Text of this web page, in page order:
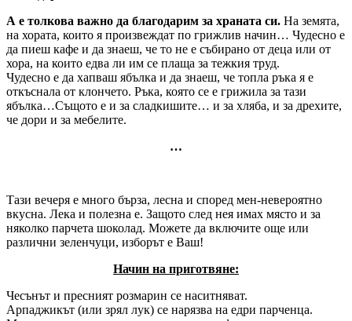
А е толкова важно да благодарим за храната си. На земята,
на хората, които я произвеждат по грижлив начин… Чудесно е
да пиеш кафе и да знаеш, че то не е събирано от деца или от
хора, на които едва ли им се плаща за тежкия труд.
Чудесно е да хапваш ябълка и да знаеш, че топла ръка я е
откъснала от клончето. Ръка, която се е грижила за тази
ябълка…Същото е и за сладкишите… и за хляба, и за дрехите,
че дори и за мебелите.
…
Тази вечеря е много бърза, лесна и според мен-невероятно
вкусна. Лека и полезна е. Защото след нея имах място и за
няколко парчета шоколад. Можете да включите още или
различни зеленчуци, изборът е Ваш!
Начин на приготвяне:
Чесънът и пресният розмарин се наситняват.
Арпаджикът (или зрял лук) се нарязва на едри парченца.